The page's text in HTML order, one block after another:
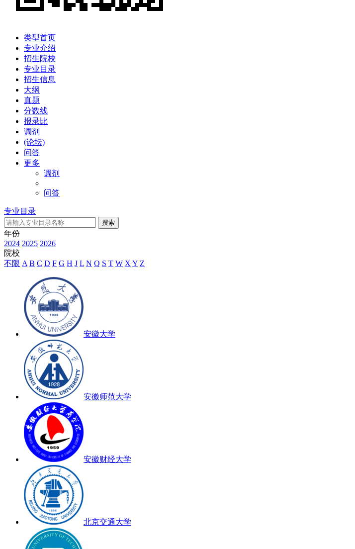
类型首页
专业介绍
招生院校
专业目录
招生信息
大纲
真题
分数线
报录比
调剂
(论坛)
问答
更多
调剂
问答
专业目录
年份
2024 2025 2026
院校
不限 A B C D F G H J L N Q S T W X Y Z
安徽大学
安徽师范大学
安徽财经大学
北京交通大学